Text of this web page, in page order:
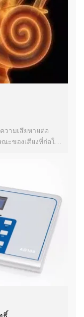
วามเสียหายต่อ
ะของเสียงที่ก่อให้